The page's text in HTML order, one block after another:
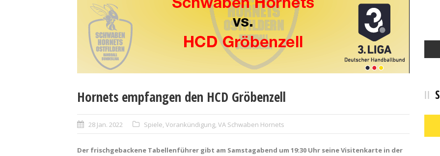
Hornets empfangen den HCD Gröbenzell
28 Jan. 2022 Spiele, Vorankündigung, VA Schwaben Hornets
Der frischgebackene Tabellenführer gibt am Samstagabend um 19:30 Uhr seine Visitenkarte in der